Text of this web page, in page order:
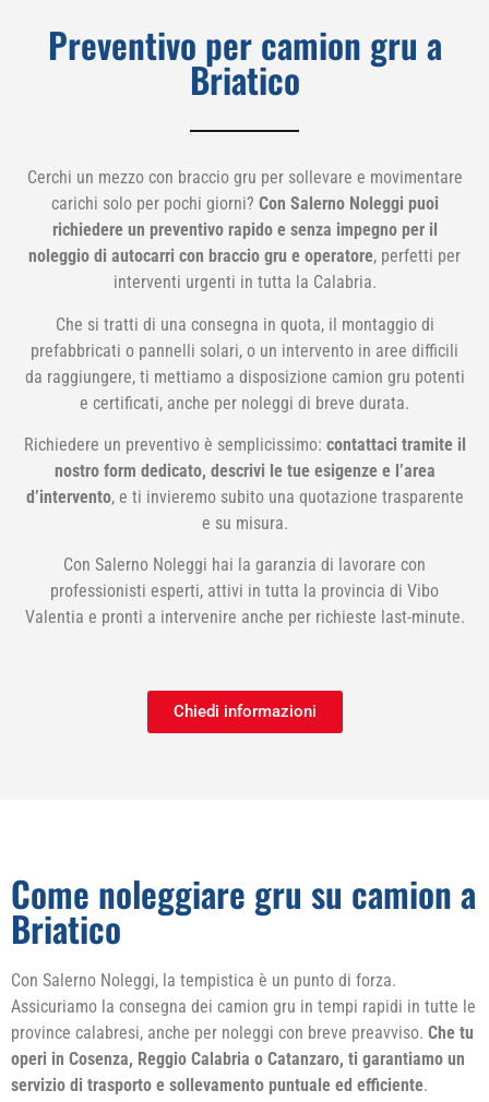
Preventivo per camion gru a
Briatico
Cerchi un mezzo con braccio gru per sollevare e movimentare
carichi solo per pochi giorni? Con Salerno Noleggi puoi
richiedere un preventivo rapido e senza impegno per il
noleggio di autocarri con braccio gru e operatore, perfetti per
interventi urgenti in tutta la Calabria.
Che si tratti di una consegna in quota, il montaggio di
prefabbricati o pannelli solari, o un intervento in aree difficili
da raggiungere, ti mettiamo a disposizione camion gru potenti
e certificati, anche per noleggi di breve durata.
Richiedere un preventivo è semplicissimo: contattaci tramite il
nostro form dedicato, descrivi le tue esigenze e l’area
d’intervento, e ti invieremo subito una quotazione trasparente
e su misura.
Con Salerno Noleggi hai la garanzia di lavorare con
professionisti esperti, attivi in tutta la provincia di Vibo
Valentia e pronti a intervenire anche per richieste last-minute.
Chiedi informazioni
Come noleggiare gru su camion a
Briatico
Con Salerno Noleggi, la tempistica è un punto di forza.
Assicuriamo la consegna dei camion gru in tempi rapidi in tutte le
province calabresi, anche per noleggi con breve preavviso. Che tu
operi in Cosenza, Reggio Calabria o Catanzaro, ti garantiamo un
servizio di trasporto e sollevamento puntuale ed efficiente.